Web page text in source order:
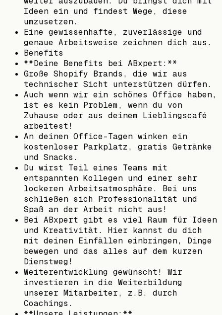
Ideen ein und findest Wege, diese
umzusetzen.
Eine gewissenhafte, zuverlässige und
genaue Arbeitsweise zeichnen dich aus.
Benefits
**Deine Benefits bei ABxpert:**
Große Shopify Brands, die wir aus
technischer Sicht unterstützen dürfen.
Auch wenn wir ein schönes Office haben,
ist es kein Problem, wenn du von
Zuhause oder aus deinem Lieblingscafé
arbeitest!
An deinen Office-Tagen winken ein
kostenloser Parkplatz, gratis Getränke
und Snacks.
Du wirst Teil eines Teams mit
entspannten Kollegen und einer sehr
lockeren Arbeitsatmosphäre. Bei uns
schließen sich Professionalität und
Spaß an der Arbeit nicht aus!
Bei ABxpert gibt es viel Raum für Ideen
und Kreativität. Hier kannst du dich
mit deinen Einfällen einbringen, Dinge
bewegen und das alles auf dem kurzen
Dienstweg!
Weiterentwicklung gewünscht! Wir
investieren in die Weiterbildung
unserer Mitarbeiter, z.B. durch
Coachings.